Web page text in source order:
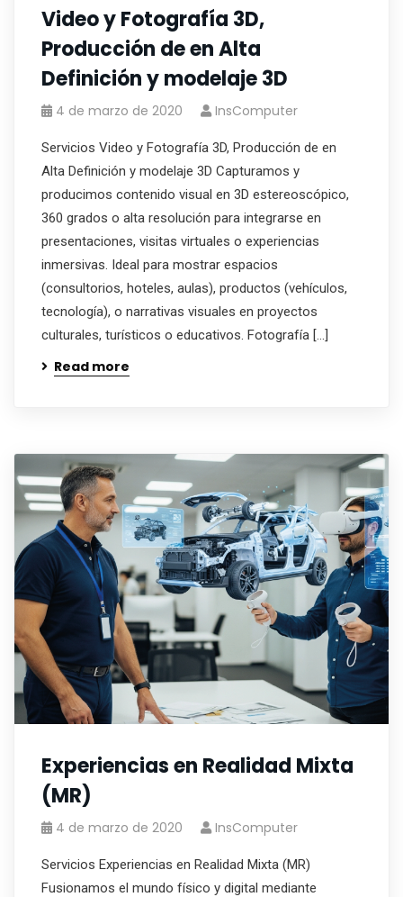
Video y Fotografía 3D,
Producción de en Alta
Definición y modelaje 3D
4 de marzo de 2020 InsComputer
Servicios Video y Fotografía 3D, Producción de en
Alta Definición y modelaje 3D Capturamos y
producimos contenido visual en 3D estereoscópico,
360 grados o alta resolución para integrarse en
presentaciones, visitas virtuales o experiencias
inmersivas. Ideal para mostrar espacios
(consultorios, hoteles, aulas), productos (vehículos,
tecnología), o narrativas visuales en proyectos
culturales, turísticos o educativos. Fotografía […]
Read more
Experiencias en Realidad Mixta
(MR)
4 de marzo de 2020 InsComputer
Servicios Experiencias en Realidad Mixta (MR)
Fusionamos el mundo físico y digital mediante